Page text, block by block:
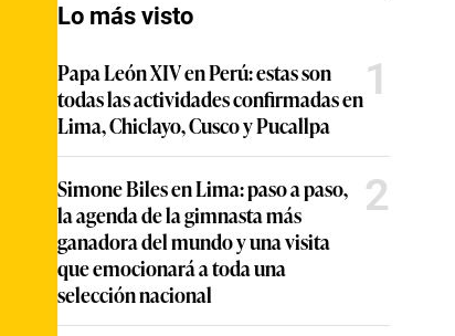
Lo más visto
Papa León XIV en Perú: estas son
todas las actividades confirmadas en
Lima, Chiclayo, Cusco y Pucallpa
1
Simone Biles en Lima: paso a paso,
la agenda de la gimnasta más
ganadora del mundo y una visita
que emocionará a toda una
selección nacional
2